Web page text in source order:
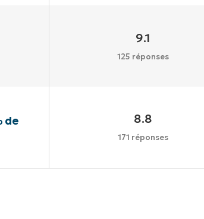
9.1
125 réponses
de
8.8
171 réponses